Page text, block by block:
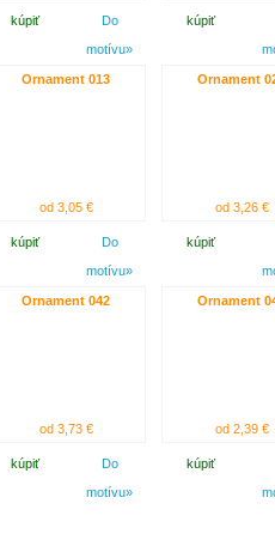
kúpiť
Do
motívu»
kúpiť
Ornament 013
od 3,05 €
kúpiť
Do
motívu»
Ornament
od 3,26 €
kúpiť
Ornament 042
od 3,73 €
kúpiť
Do
motívu»
Ornament
od 2,39 €
kúpiť